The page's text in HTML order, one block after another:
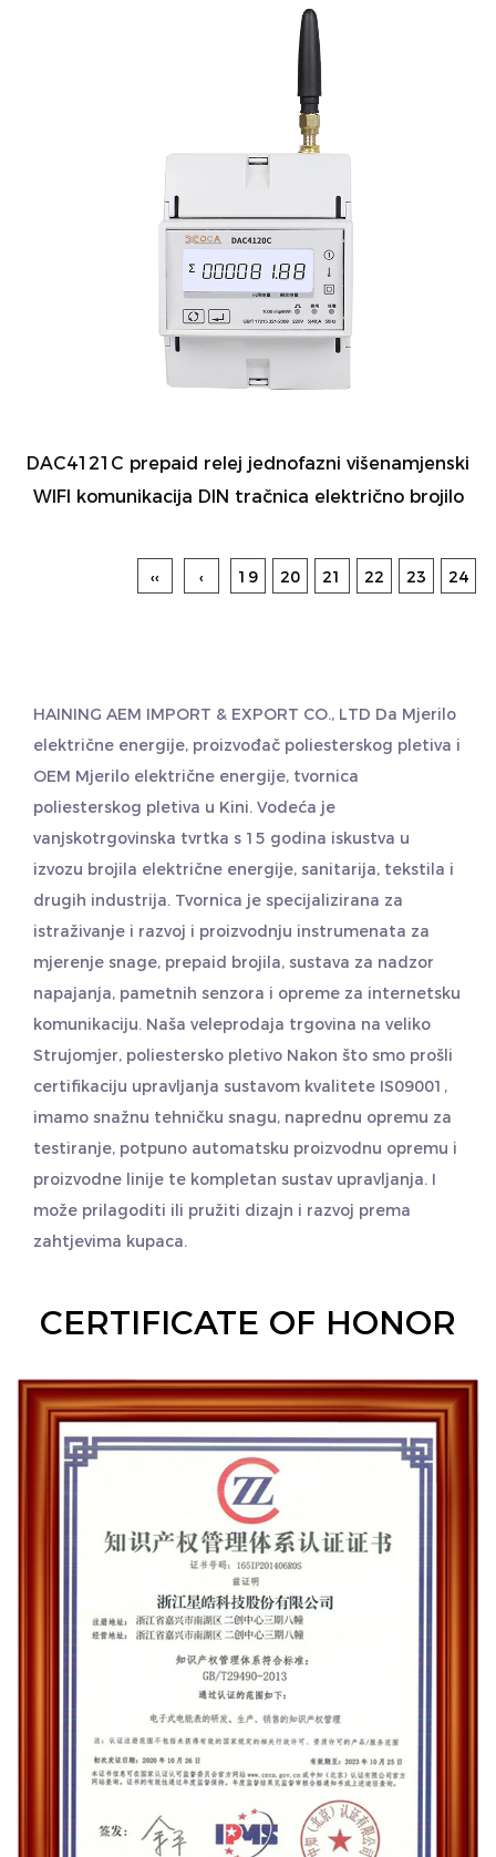
DAC4121C prepaid relej jednofazni višenamjenski
WIFI komunikacija DIN tračnica električno brojilo
‹‹ ‹ 19 20 21 22 23 24
HAINING AEM IMPORT & EXPORT CO., LTD Da Mjerilo
električne energije, proizvođač poliesterskog pletiva i
OEM Mjerilo električne energije, tvornica
poliesterskog pletiva u Kini. Vodeća je
vanjskotrgovinska tvrtka s 15 godina iskustva u
izvozu brojila električne energije, sanitarija, tekstila i
drugih industrija. Tvornica je specijalizirana za
istraživanje i razvoj i proizvodnju instrumenata za
mjerenje snage, prepaid brojila, sustava za nadzor
napajanja, pametnih senzora i opreme za internetsku
komunikaciju. Naša veleprodaja trgovina na veliko
Strujomjer, poliestersko pletivo Nakon što smo prošli
certifikaciju upravljanja sustavom kvalitete IS09001,
imamo snažnu tehničku snagu, naprednu opremu za
testiranje, potpuno automatsku proizvodnu opremu i
proizvodne linije te kompletan sustav upravljanja. I
može prilagoditi ili pružiti dizajn i razvoj prema
zahtjevima kupaca.
CERTIFICATE OF HONOR